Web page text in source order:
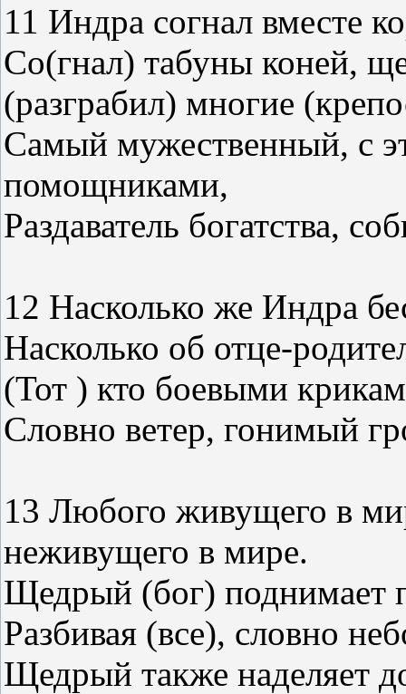
11 Индра согнал вместе
Со(гнал) табуны коней,
(разграбил) многие
Самый мужественный, с
помощниками,
Раздаватель богатства,
12 Насколько же Индра
Насколько об отце-
(Тот ) кто боевыми
Словно ветер, гонимый
13 Любого живущего в
неживущего в мире.
Щедрый (бог) поднимает
Разбивая (все), словно
Щедрый также наделяет